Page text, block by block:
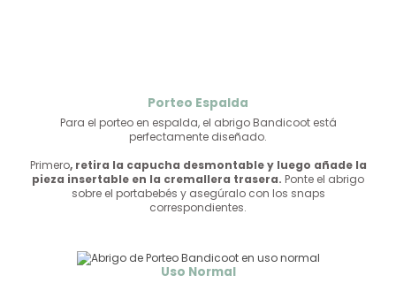
Porteo Espalda
Para el porteo en espalda, el abrigo Bandicoot está
perfectamente diseñado.
Primero, retira la capucha desmontable y luego añade la
pieza insertable en la cremallera trasera. Ponte el abrigo
sobre el portabebés y asegúralo con los snaps
correspondientes.
Uso Normal